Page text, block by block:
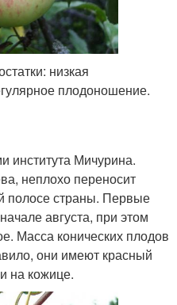
низкая
плодоношение.
института Мичурина.
неплохо переносит
полосе страны. Первые
августа, при этом
Масса конических плодов
они имеют красный
на кожице.